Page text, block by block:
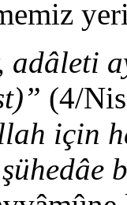
adâleti
(4/
için